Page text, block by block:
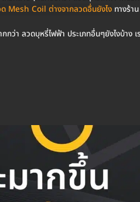
Mesh Coil ต่างจากลวดอื่นยังไง ทางร้า
ว่า ลวดบุหรี่ไฟฟ้า ประเภทอื่นๆยังไงบ้าง